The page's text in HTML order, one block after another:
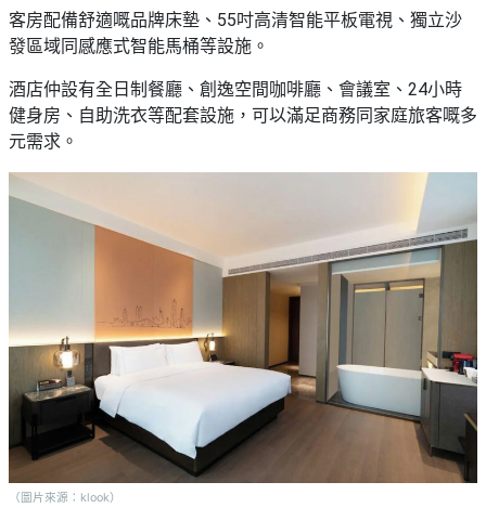
遊
艇
出
租
餅
#18
區
美
食
客房配備舒適嘅品牌床墊、55吋高清智能平板電視、獨立沙
發區域同感應式智能馬桶等設施。
酒店仲設有全日制餐廳、創逸空間咖啡廳、會議室、24小時
健身房、自助洗衣等配套設施，可以滿足商務同家庭旅客嘅多
元需求。
（圖片來源：klook）